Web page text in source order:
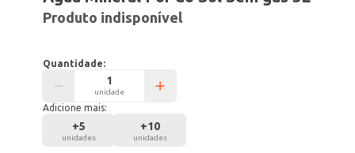
Produto indisponível
Quantidade:
unidade
Adicione mais:
+5
unidades
+10
unidades